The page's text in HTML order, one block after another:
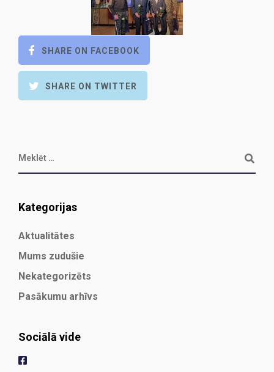
SHARE ON FACEBOOK
SHARE ON TWITTER
Kategorijas
Aktualitātes
Mums zudušie
Nekategorizēts
Pasākumu arhīvs
Sociālā vide